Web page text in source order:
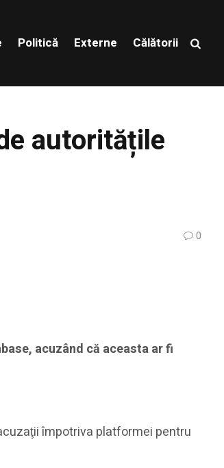
Politică Externe Călătorii
autoritățile
0
acuzând că aceasta ar fi
împotriva platformei pentru